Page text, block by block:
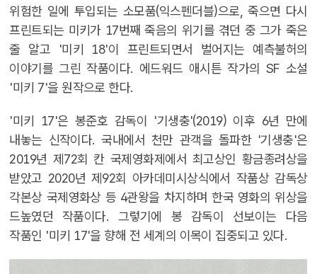
위험한 일에 투입되는 소모품(익스펜더블)으로, 죽으면 다시
프린트되는 미키가 17번째 죽음의 위기를 겪던 중 그가 죽은
줄 알고 '미키 18'이 프린트되면서 벌어지는 예측불허의
이야기를 그린 작품이다. 에드워드 애시튼 작가의 SF 소설
'미키 7'을 원작으로 한다.
'미키 17'은 봉준호 감독이 '기생충'(2019) 이후 6년 만에
내놓는 신작이다. 국내에서 천만 관객을 돌파한 '기생충'은
2019년 제72회 칸 국제영화제에서 최고상인 황금종려상을
받았고 2020년 제92회 아카데미시상식에서 작품상 감독상
각본상 국제영화상 등 4관왕을 차지하며 한국 영화의 위상을
드높였던 작품이다. 그렇기에 봉 감독이 선보이는 다음
작품인 '미키 17'을 향해 전 세계의 이목이 집중되고 있다.